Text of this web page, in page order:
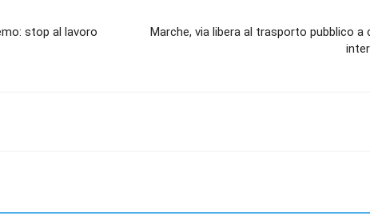
stop al lavoro
Marche, via libera al trasporto pubblico a